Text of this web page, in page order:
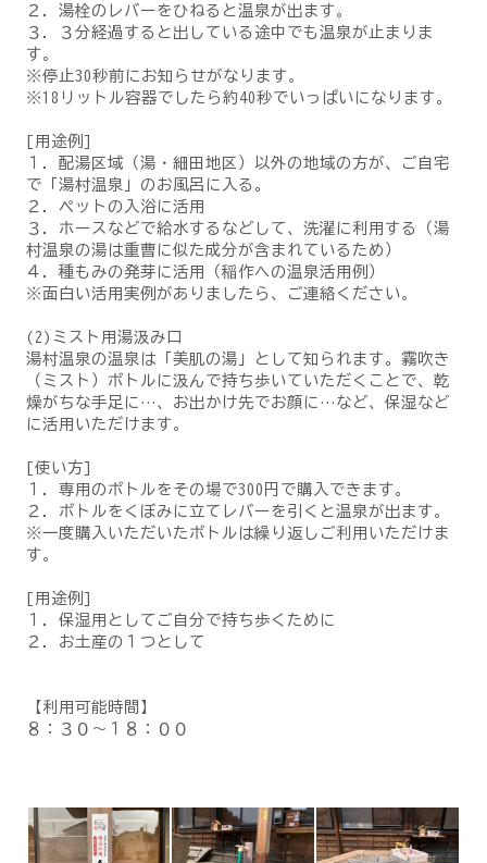
２．湯栓のレバーをひねると温泉が出ます。
３．３分経過すると出している途中でも温泉が止まりま
す。
※停止30秒前にお知らせがなります。
※18リットル容器でしたら約40秒でいっぱいになります。
[用途例]
１．配湯区域（湯・細田地区）以外の地域の方が、ご自宅
で「湯村温泉」のお風呂に入る。
２．ペットの入浴に活用
３．ホースなどで給水するなどして、洗濯に利用する（湯
村温泉の湯は重曹に似た成分が含まれているため）
４．種もみの発芽に活用（稲作への温泉活用例）
※面白い活用実例がありましたら、ご連絡ください。
(2)ミスト用湯汲み口
湯村温泉の温泉は「美肌の湯」として知られます。霧吹き
（ミスト）ボトルに汲んで持ち歩いていただくことで、乾
燥がちな手足に…、お出かけ先でお顔に…など、保湿など
に活用いただけます。
[使い方]
１．専用のボトルをその場で300円で購入できます。
２．ボトルをくぼみに立てレバーを引くと温泉が出ます。
※一度購入いただいたボトルは繰り返しご利用いただけま
す。
[用途例]
１．保湿用としてご自分で持ち歩くために
２．お土産の１つとして
【利用可能時間】
８：３０～１８：００